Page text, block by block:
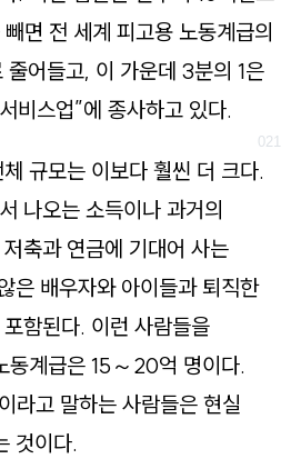
면 전 세계 피고용 노동계급의
어들고, 이 가운데 3분의 1은
비스업”에 종사하고 있다.
규모는 이보다 훨씬 더 크다.
나오는 소득이나 과거의
축과 연금에 기대어 사는
은 배우자와 아이들과 퇴직한
함된다. 이런 사람들을
동계급은 15～20억 명이다.
라고 말하는 사람들은 현실
것이다.